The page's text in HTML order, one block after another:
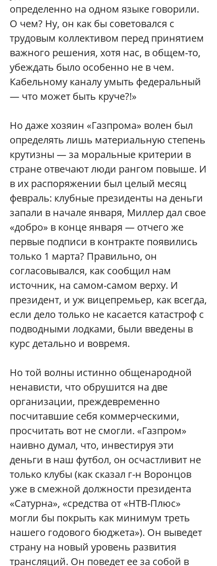
определенно на одном языке говорили.
О чем? Ну, он как бы советовался с
трудовым коллективом перед принятием
важного решения, хотя нас, в общем-то,
убеждать было особенно не в чем.
Кабельному каналу умыть федеральный
— что может быть круче?!»
Но даже хозяин «Газпрома» волен был
определять лишь материальную степень
крутизны — за моральные критерии в
стране отвечают люди рангом повыше. И
в их распоряжении был целый месяц
февраль: клубные президенты на деньги
запали в начале января, Миллер дал свое
«добро» в конце января — отчего же
первые подписи в контракте появились
только 1 марта? Правильно, он
согласовывался, как сообщил нам
источник, на самом-самом верху. И
президент, и уж вицепремьер, как всегда,
если дело только не касается катастроф с
подводными лодками, были введены в
курс детально и вовремя.
Но той волны истинно общенародной
ненависти, что обрушится на две
организации, преждевременно
посчитавшие себя коммерческими,
просчитать вот не смогли. «Газпром»
наивно думал, что, инвестируя эти
деньги в наш футбол, он осчастливит не
только клубы (как сказал г-н Воронцов
уже в смежной должности президента
«Сатурна», «средства от «НТВ-Плюс»
могли бы покрыть как минимум треть
нашего годового бюджета»). Он выведет
страну на новый уровень развития
трансляций. Он поведет ее за собой в